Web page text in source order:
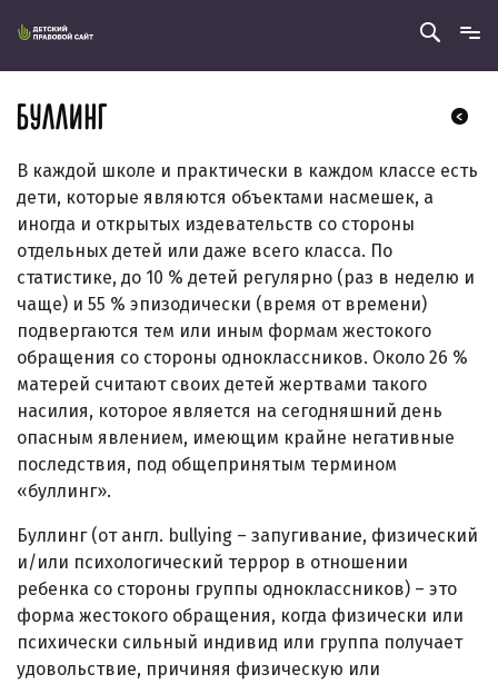
БУЛЛИНГ
В каждой школе и практически в каждом классе есть
дети, которые являются объектами насмешек, а
иногда и открытых издевательств со стороны
отдельных детей или даже всего класса. По
статистике, до 10 % детей регулярно (раз в неделю и
чаще) и 55 % эпизодически (время от времени)
подвергаются тем или иным формам жестокого
обращения со стороны одноклассников. Около 26 %
матерей считают своих детей жертвами такого
насилия, которое является на сегодняшний день
опасным явлением, имеющим крайне негативные
последствия, под общепринятым термином
«буллинг».
Буллинг (от англ. bullying – запугивание, физический
и/или психологический террор в отношении
ребенка со стороны группы одноклассников) – это
форма жестокого обращения, когда физически или
психически сильный индивид или группа получает
удовольствие, причиняя физическую или